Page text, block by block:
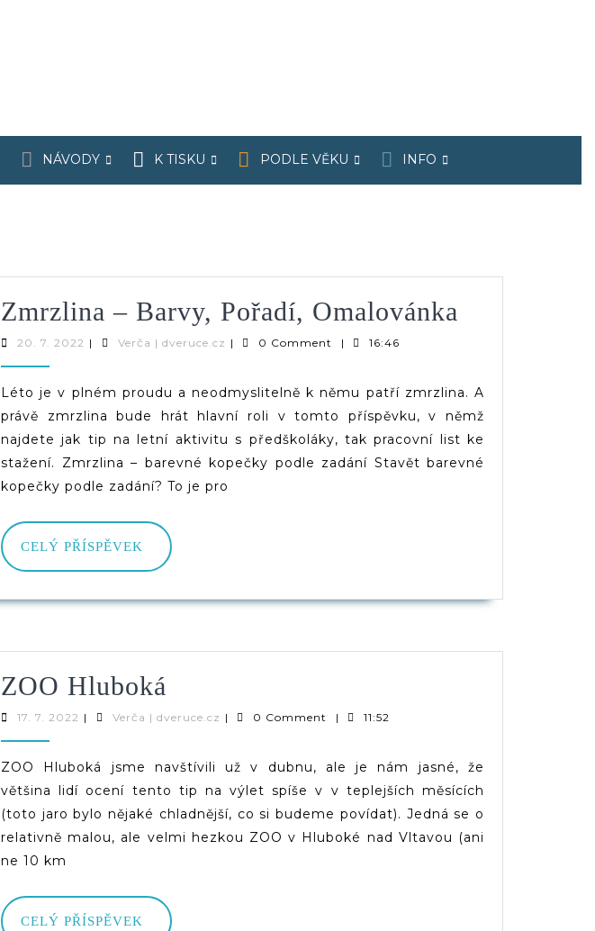
NÁVODY K TISKU PODLE VĚKU INFO
Zmrzlina – Barvy, Pořadí, Omalovánka
Pořadí,
20. 7. 2022 20.
| Verča | dveruce.cz Verča
| 0 Comment | 16:46
Léto je v plném proudu a neodmyslitelně k němu patří zmrzlina. A
právě zmrzlina bude hrát hlavní roli v tomto příspěvku, v němž
najdete jak tip na letní aktivitu s předškoláky, tak pracovní list ke
stažení. Zmrzlina – barevné kopečky podle zadání Stavět barevné
kopečky podle zadání? To je pro
CELÝ PŘÍSPĚVEK
CELÝ
PŘÍSPĚVEK
ZOO Hluboká
Hluboká
17. 7. 2022 17.| Verča | dveruce.cz Verča
| 0 Comment | 11:52
ZOO Hluboká jsme navštívili už v dubnu, ale je nám jasné, že
většina lidí ocení tento tip na výlet spíše v v teplejších měsících
(toto jaro bylo nějaké chladnější, co si budeme povídat). Jedná se o
relativně malou, ale velmi hezkou ZOO v Hluboké nad Vltavou (ani
ne 10 km
CELÝ PŘÍSPĚVEK
CELÝ